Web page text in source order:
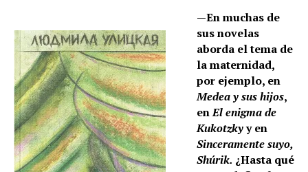
—En muchas de
sus novelas
aborda el tema de
la maternidad,
por ejemplo, en
Medea y sus hijos,
enEl enigma de
Kukotzkyy en
Sinceramente suyo,
Shúrik. ¿Hasta qué